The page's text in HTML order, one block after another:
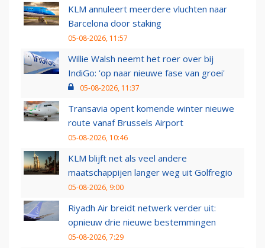
KLM annuleert meerdere vluchten naar
Barcelona door staking
05-08-2026, 11:57
Willie Walsh neemt het roer over bij
IndiGo: 'op naar nieuwe fase van groei'
05-08-2026, 11:37
Transavia opent komende winter nieuwe
route vanaf Brussels Airport
05-08-2026, 10:46
KLM blijft net als veel andere
maatschappijen langer weg uit Golfregio
05-08-2026, 9:00
Riyadh Air breidt netwerk verder uit:
opnieuw drie nieuwe bestemmingen
05-08-2026, 7:29